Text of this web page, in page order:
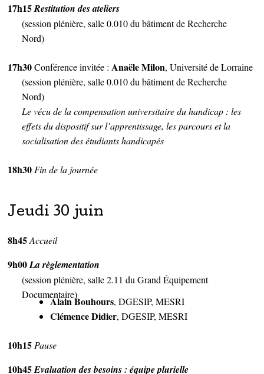
17h15Restitution des ateliers
(session plénière, salle 0.010 du bâtiment de Recherche
Nord)
17h30Conférence invitée : Anaële Milon, Université de Lorraine
(session plénière, salle 0.010 du bâtiment de Recherche
Nord)
Le vécu de la compensation universitaire du handicap : les
effets du dispositif sur l’apprentissage, les parcours et la
socialisation des étudiants handicapés
18h30Fin de la journée
Jeudi 30 juin
8h45Accueil
9h00La règlementation
(session plénière, salle 2.11 du Grand Équipement
Documentaire)
Alain Bouhours, DGESIP, MESRI
Clémence Didier, DGESIP, MESRI
10h15Pause
10h45Evaluation des besoins : équipe plurielle